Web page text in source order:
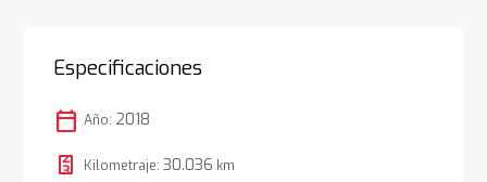
Especificaciones
calendar_today Año: 2018
Kilometraje: 30.036 km